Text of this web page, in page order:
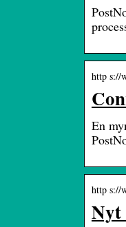
http s://
En
http s://
Nyt